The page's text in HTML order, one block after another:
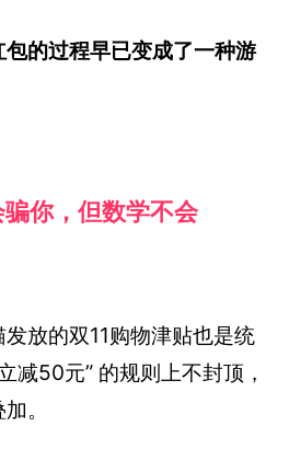
的过程早已变成了一种游
你，但数学不会
放的双11购物津贴也是统
减50元” 的规则上不封顶，
。